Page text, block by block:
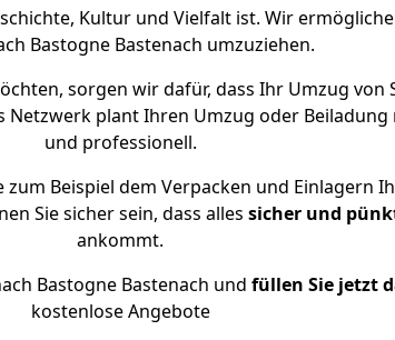
Kultur und Vielfalt ist. Wir
Bastogne Bastenach umzuziehen.
sorgen wir dafür, dass Ihr Umzug
Netzwerk plant Ihren Umzug oder
und professionell.
zum Beispiel dem Verpacken und Einlagern
Sie sicher sein, dass alles sicher und
ankommt.
Bastogne Bastenach und füllen Sie jetzt
kostenlose Angebote